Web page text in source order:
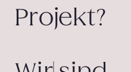
Projekt?